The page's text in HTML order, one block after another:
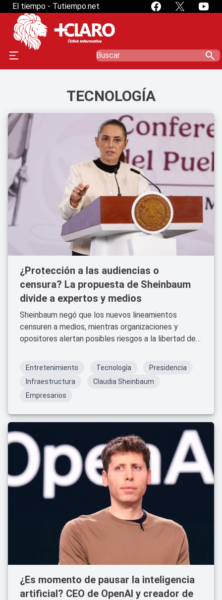
El tiempo - Tutiempo.net
search
TECNOLOGÍA
¿Protección a las audiencias o
censura? La propuesta de Sheinbaum
divide a expertos y medios
Sheinbaum negó que los nuevos lineamientos
censuren a medios, mientras organizaciones y
opositores alertan posibles riesgos a la libertad de
Entretenimiento Tecnología
Presidencia
Infraestructura
Claudia Sheinbaum
Empresarios
¿Es momento de pausar la inteligencia
artificial? CEO de OpenAI y creador de